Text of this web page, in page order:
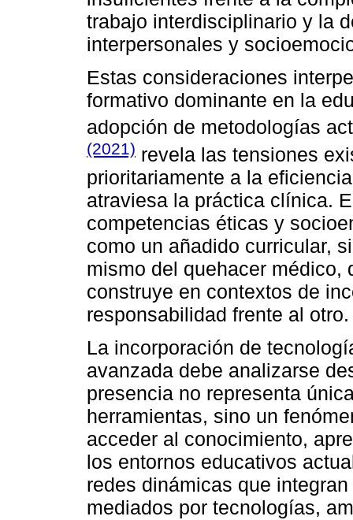
trabajo interdisciplinario y la
interpersonales y
Estas consideraciones
formativo dominante en la
adopción de metodologías
(2021) revela las tensiones
prioritariamente a la
atraviesa la práctica clínica.
competencias éticas y
como un añadido curricular,
mismo del quehacer médico,
construye en contextos de
responsabilidad frente al otro.
La incorporación de
avanzada debe analizarse
presencia no representa
herramientas, sino un
acceder al conocimiento,
los entornos educativos
redes dinámicas que
mediados por tecnologías,